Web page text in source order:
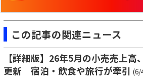
この記事の関連ニュース
【詳細版】26年5月の小売売上高
更新 宿泊・飲食や旅行が牽引 (6/